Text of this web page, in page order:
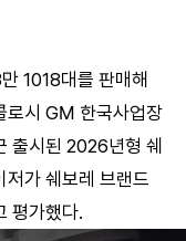
1018대를 판매해
로시 GM 한국사업장
출시된 2026년형 쉐
저가 쉐보레 브랜드
평가했다.